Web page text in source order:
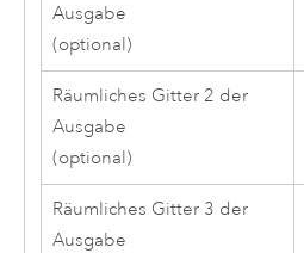
Ausgabe
(optional)
Räumliches Gitter 2 der
Ausgabe
(optional)
Räumliches Gitter 3 der
Ausgabe